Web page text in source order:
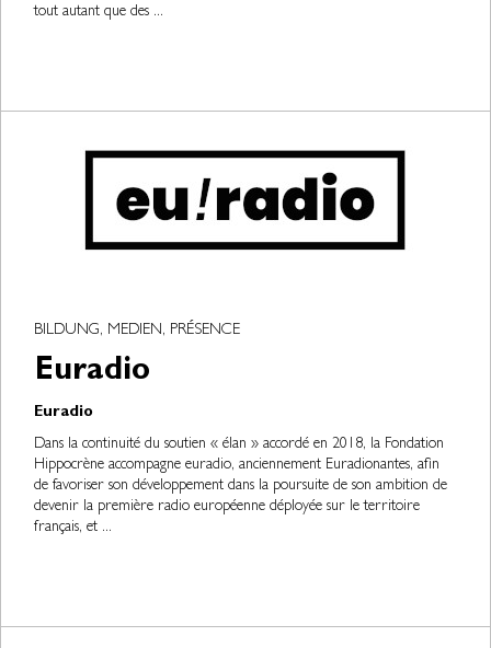
tout autant que des ...
BILDUNG, MEDIEN, PRÉSENCE
Euradio
Euradio
Dans la continuité du soutien « élan » accordé en 2018, la Fondation
Hippocrène accompagne euradio, anciennement Euradionantes, afin
de favoriser son développement dans la poursuite de son ambition de
devenir la première radio européenne déployée sur le territoire
français, et ...